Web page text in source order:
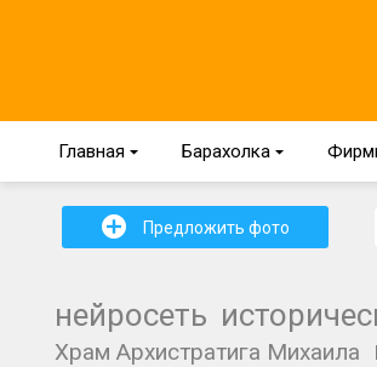
Главная { Барахолка {
нейросеть
Храм Архистратига Михаила
+ Предложить фото